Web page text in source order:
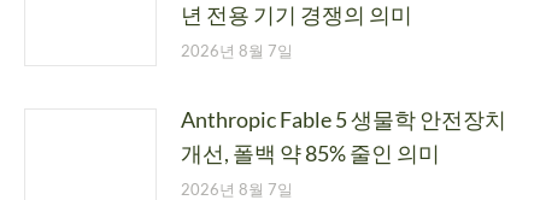
년 전용 기기 경쟁의 의미
2026년 8월 7일
Anthropic Fable 5 생물학 안전장치
개선, 폴백 약 85% 줄인 의미
2026년 8월 7일